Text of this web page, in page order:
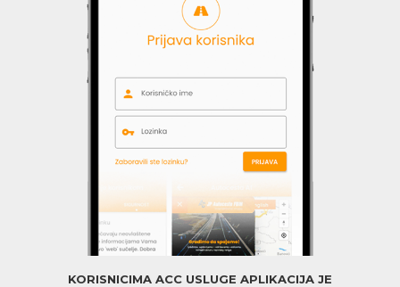
KORISNICIMA ACC USLUGE APLIKACIJA JE